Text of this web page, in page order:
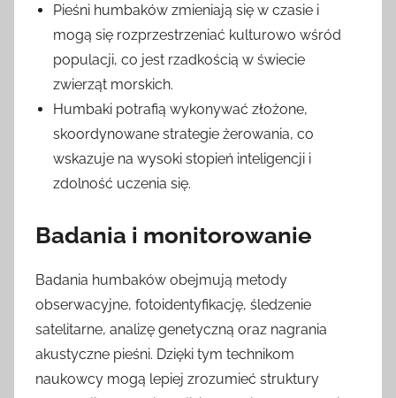
Pieśni humbaków zmieniają się w czasie i
mogą się rozprzestrzeniać kulturowo wśród
populacji, co jest rzadkością w świecie
zwierząt morskich.
Humbaki potrafią wykonywać złożone,
skoordynowane strategie żerowania, co
wskazuje na wysoki stopień inteligencji i
zdolność uczenia się.
Badania i monitorowanie
Badania humbaków obejmują metody
obserwacyjne, fotoidentyfikację, śledzenie
satelitarne, analizę genetyczną oraz nagrania
akustyczne pieśni. Dzięki tym technikom
naukowcy mogą lepiej zrozumieć struktury